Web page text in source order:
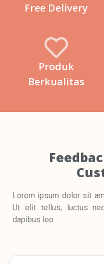
Free Delivery
Produk
Berkualitas
Lorem ipsum dolor sit
Ut elit tellus, luctus
dapibus leo.